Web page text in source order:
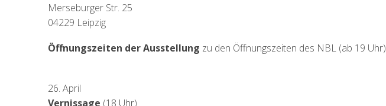
Merseburger Str. 25
04229 Leipzig
Öffnungszeiten der Ausstellung zu den Öffnungszeiten des NBL(ab 19 Uhr)
26. April
Vernissage (18 Uhr)